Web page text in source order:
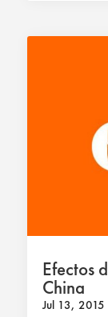
Efectos
China
Jul 13, 2015